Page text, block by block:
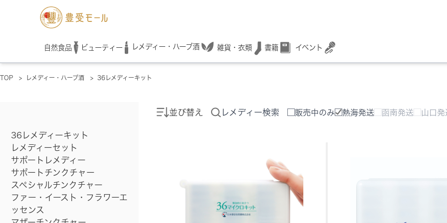
自然食品 ビューティー レメディー・ハーブ酒 雑貨・衣類 書籍 イベント
TOP > レメディー・ハーブ酒 > 36レメディーキット
36レメディーキット
レメディーセット
サポートレメディー
サポートチンクチャー
スペシャルチンクチャー
ファー・イースト・フラワーエ
ッセンス
並び替え レメディー検索 販売中のみ 熱海発送 函南発送 山口発